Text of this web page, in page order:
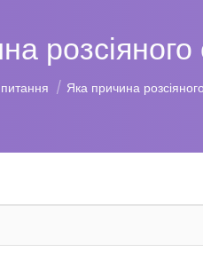
розсіяного
питання Яка причина